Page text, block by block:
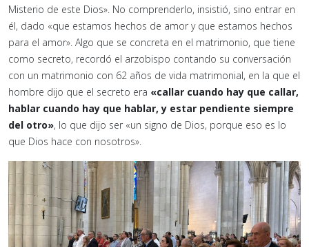
Misterio de este Dios». No comprenderlo, insistió, sino entrar en
él, dado «que estamos hechos de amor y que estamos hechos
para el amor». Algo que se concreta en el matrimonio, que tiene
como secreto, recordó el arzobispo contando su conversación
con un matrimonio con 62 años de vida matrimonial, en la que el
hombre dijo que el secreto era «callar cuando hay que callar,
hablar cuando hay que hablar, y estar pendiente siempre
del otro», lo que dijo ser «un signo de Dios, porque eso es lo
que Dios hace con nosotros».